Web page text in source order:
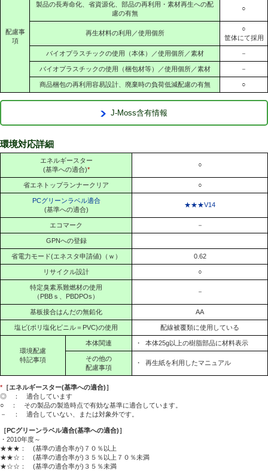
配慮事
項
製品の長寿命化、省資源化、部品の再利用・素材再生への配
慮の有無
○
再生材料の利用／使用個所
○
筐体にて採用
バイオプラスチックの使用（本体）／使用個所／素材 －
バイオプラスチックの使用（梱包材等）／使用個所／素材 －
商品梱包の再利用容易設計、廃棄時の負荷低減配慮の有無 ○
J-Moss含有情報
環境対応詳細
エネルギースター
(基準への適合)*
○
省エネトップランナークリア ○
PCグリーンラベル適合
(基準への適合)
★★★V14
エコマーク －
GPNへの登録
省電力モード(エネスタ申請値)（ｗ） 0.62
リサイクル設計 ○
特定臭素系難燃材の使用
（PBBｓ、PBDPOs）
－
基板接合はんだの無鉛化 AA
塩ビ(ポリ塩化ビニル＝PVC)の使用 配線被覆類に使用している
環境配慮
特記事項
本体関連 ・ 本体25g以上の樹脂部品に材料表示
その他の
配慮事項
・ 再生紙を利用したマニュアル
* ［エネルギースター(基準への適合)］
◎ ： 適合しています
○ ： その製品の製造時点で有効な基準に適合しています。
－ ： 適合していない、または対象外です。
［PCグリーンラベル適合(基準への適合)］
・2010年度～
★★★： (基準の適合率が)７０％以上
★★☆： (基準の適合率が)３５％以上７０％未満
★☆☆： (基準の適合率が)３５％未満